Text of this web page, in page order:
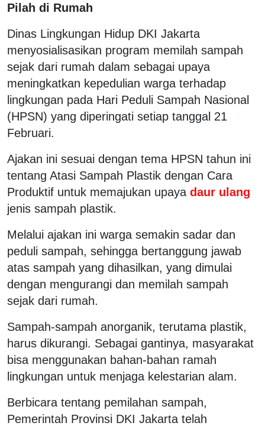
Pilah di Rumah
Dinas Lingkungan Hidup DKI Jakarta
menyosialisasikan program memilah sampah
sejak dari rumah dalam sebagai upaya
meningkatkan kepedulian warga terhadap
lingkungan pada Hari Peduli Sampah Nasional
(HPSN) yang diperingati setiap tanggal 21
Februari.
Ajakan ini sesuai dengan tema HPSN tahun ini
tentang Atasi Sampah Plastik dengan Cara
Produktif untuk memajukan upaya daur ulang
jenis sampah plastik.
Melalui ajakan ini warga semakin sadar dan
peduli sampah, sehingga bertanggung jawab
atas sampah yang dihasilkan, yang dimulai
dengan mengurangi dan memilah sampah
sejak dari rumah.
Sampah-sampah anorganik, terutama plastik,
harus dikurangi. Sebagai gantinya, masyarakat
bisa menggunakan bahan-bahan ramah
lingkungan untuk menjaga kelestarian alam.
Berbicara tentang pemilahan sampah,
Pemerintah Provinsi DKI Jakarta telah